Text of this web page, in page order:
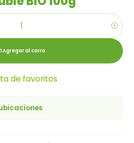
Agregar al carro
de favoritos